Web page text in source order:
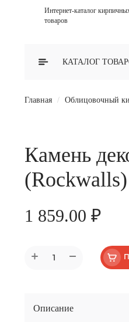
Интернет-каталог
товаров
КАТАЛОГ
Главная Облицовочный
Камень
1 859.00 ₽
Описание